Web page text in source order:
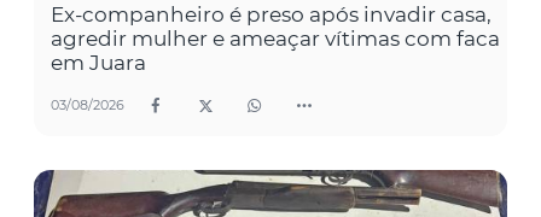
Ex-companheiro é preso após invadir casa,
agredir mulher e ameaçar vítimas com faca
em Juara
03/08/2026